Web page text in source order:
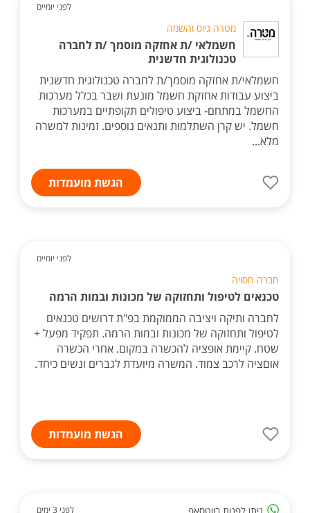
לפני יומיים
מטרה גיוס והשמה
חשמלאי /ת אחזקה מוסמך /ת לחברה
טכנולוגית חדשנית
חשמלאי/ת אחזקה מוסמך/ת לחברה טכנולוגית חדשנית
ביצוע עבודות אחזקת חשמל מונעת ושבר בכלל מערכות
החשמל במתחם- ביצוע טיפולים תקופתיים במערכות
חשמל. יש קרן השתלמות ותנאים נוספים. זמינות למשרה
מלא...
הגשת מועמדות
לפני יומיים
חברה חסויה
טכנאים לטיפול ותחזוקה של מכונות ובמות הרמה
לחברה ותיקה ויציבה הממוקמת בפ"ת דרושים טכנאים
לטיפול ותחזוקה של מכונות ובמות הרמה. תפקיד מפעל +
שטח. קיימת אופציה להכשרה במקום. אחרי הכשרה
אוםציה לרכב צמוד. המשרה מיועדת לגברים ונשים כיחד.
הגשת מועמדות
ניתן לפנות בווטסאפ לפני 3 ימים